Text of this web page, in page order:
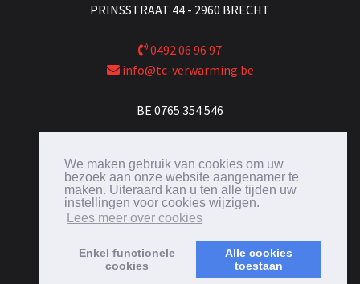
We maken gebruik van cookies om uw
bezoek aan onze website aangenamer te
maken. Uiteraard kan u ten alle tijden uw
instellingen voor cookies wijzigen.
Lees meer over cookies
Enkel functionele
cookies
Alle cookies
toestaan
PRINSSTRAAT 44 - 2960 BRECHT
0492 06 96 97
info@tc-verwarming.be
BE 0765 354 546